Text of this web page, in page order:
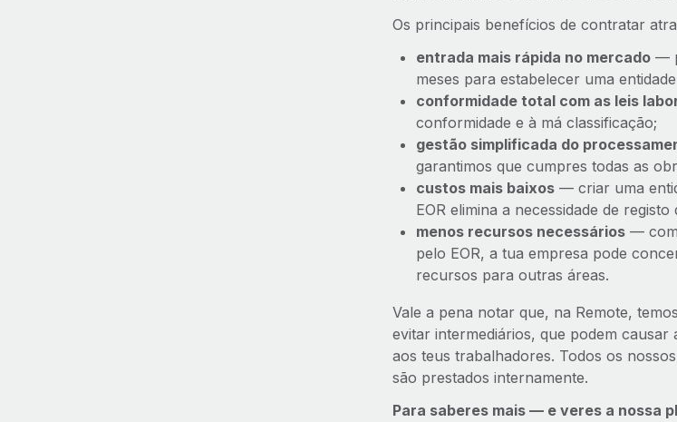
Os principais benefícios de contratar
entrada mais rápida no mercado—
meses para estabelecer uma
conformidade total com as leis
conformidade e à má classificação;
gestão simplificada do
garantimos que cumpres todas as
custos mais baixos— criar uma
EOR elimina a necessidade de
menos recursos necessários— com
pelo EOR, a tua empresa pode
recursos para outras áreas.
Vale a pena notar que, na Remote,
evitar intermediários, que podem
aos teus trabalhadores. Todos os
são prestados internamente.
Para saberes mais — e veres a nossa